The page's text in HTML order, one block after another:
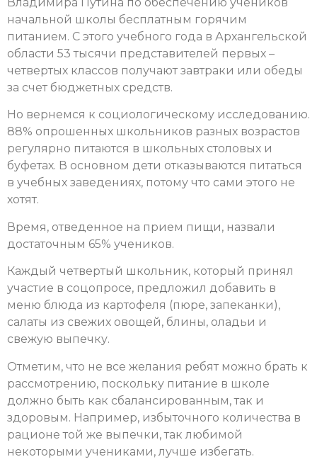
начальной школы бесплатным горячим
питанием. С этого учебного года в Архангельской
области 53 тысячи представителей первых –
четвертых классов получают завтраки или обеды
за счет бюджетных средств.
Но вернемся к социологическому исследованию.
88% опрошенных школьников разных возрастов
регулярно питаются в школьных столовых и
буфетах. В основном дети отказываются питаться
в учебных заведениях, потому что сами этого не
хотят.
Время, отведенное на прием пищи, назвали
достаточным 65% учеников.
Каждый четвертый школьник, который принял
участие в соцопросе, предложил добавить в
меню блюда из картофеля (пюре, запеканки),
салаты из свежих овощей, блины, оладьи и
свежую выпечку.
Отметим, что не все желания ребят можно брать к
рассмотрению, поскольку питание в школе
должно быть как сбалансированным, так и
здоровым. Например, избыточного количества в
рационе той же выпечки, так любимой
некоторыми учениками, лучше избегать.